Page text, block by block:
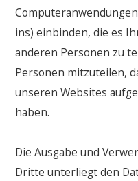
ins) einbinden, die es
anderen Personen zu
Personen mitzuteilen,
unseren Websites
haben.
Die Ausgabe und
Dritte unterliegt den